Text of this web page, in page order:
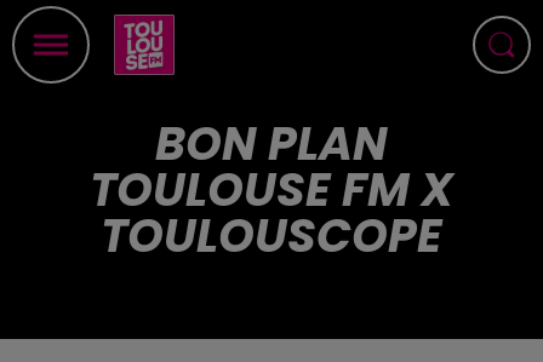
BON PLAN
TOULOUSE FM X
TOULOUSCOPE